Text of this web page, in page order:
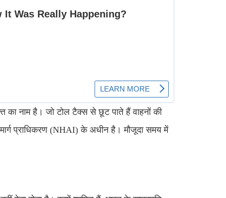
का नाम है। जो टोल टैक्स से छूट पाते हैं वाहनों की
प्राधिकरण (NHAI) के अधीन है। मौजूदा समय में